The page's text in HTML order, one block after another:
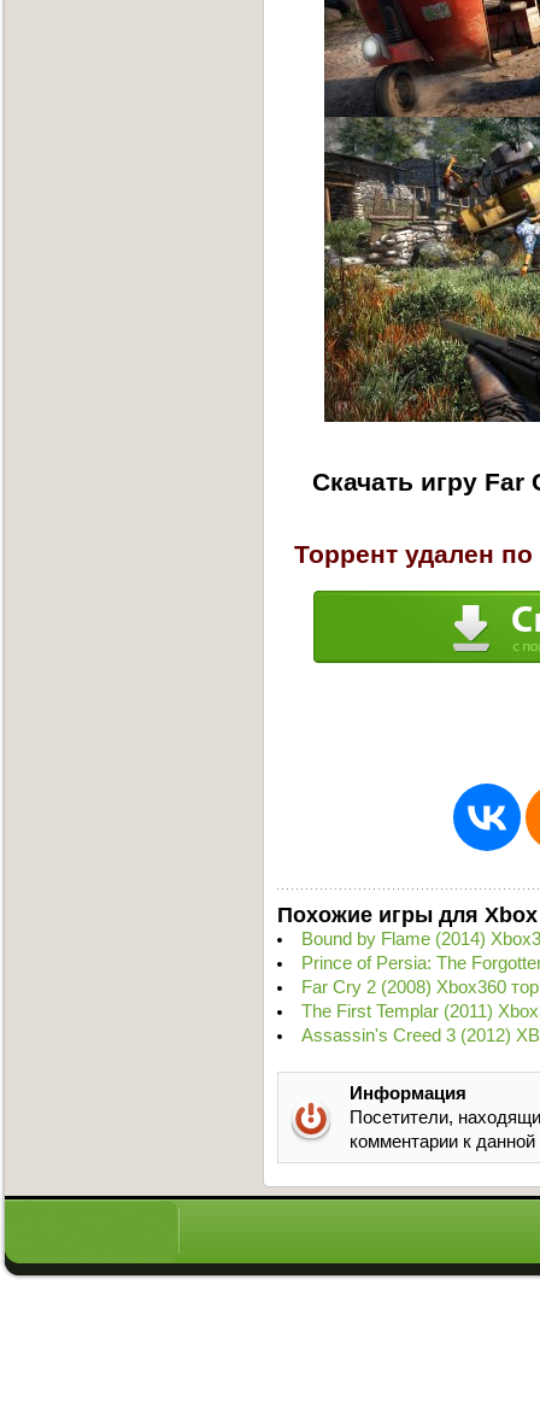
Скачать игру Far
Торрент удален
Похожие игры для Xbox
Bound by Flame (2014)
Prince of Persia: The
Far Cry 2 (2008) Xbox360
The First Templar (2011)
Assassin's Creed 3 (2012)
Информация
Посетители,
комментарии к